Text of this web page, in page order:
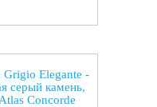
Elegante -
серый камень,
Concorde